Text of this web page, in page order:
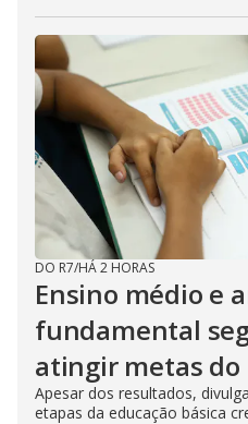
DO R7/HÁ 2 HORAS
Ensino médio e
fundamental
atingir metas do
Apesar dos resultados,
etapas da educação básica